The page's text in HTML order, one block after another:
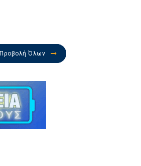
Προβολή Όλων